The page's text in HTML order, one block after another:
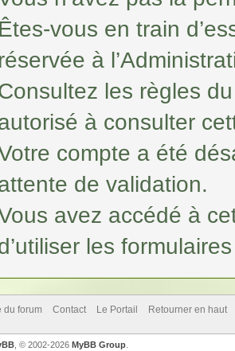
Êtes-vous en train
réservée à
les règles
à consulter
compte a été
de validation.
avez accédé à
les
du forum Contact Le Portail
Retourner en haut
, © 2002-2026 MyBB Group